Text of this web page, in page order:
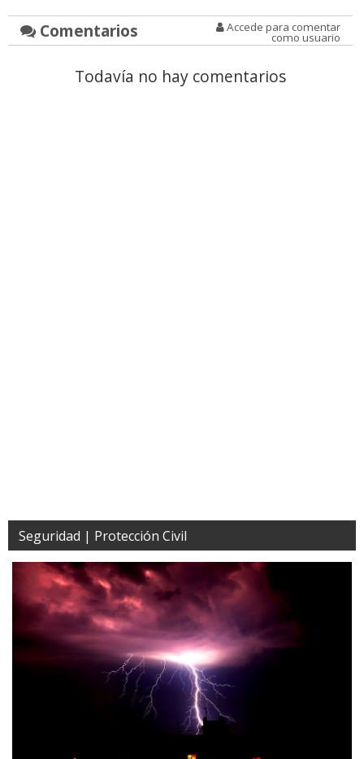
Comentarios Accede para comentar
como usuario
Todavía no hay comentarios
Seguridad | Protección Civil